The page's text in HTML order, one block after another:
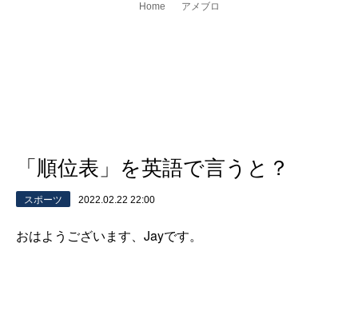
Home アメブロ
「順位表」を英語で言うと？
スポーツ 2022.02.22 22:00
おはようございます、Jayです。